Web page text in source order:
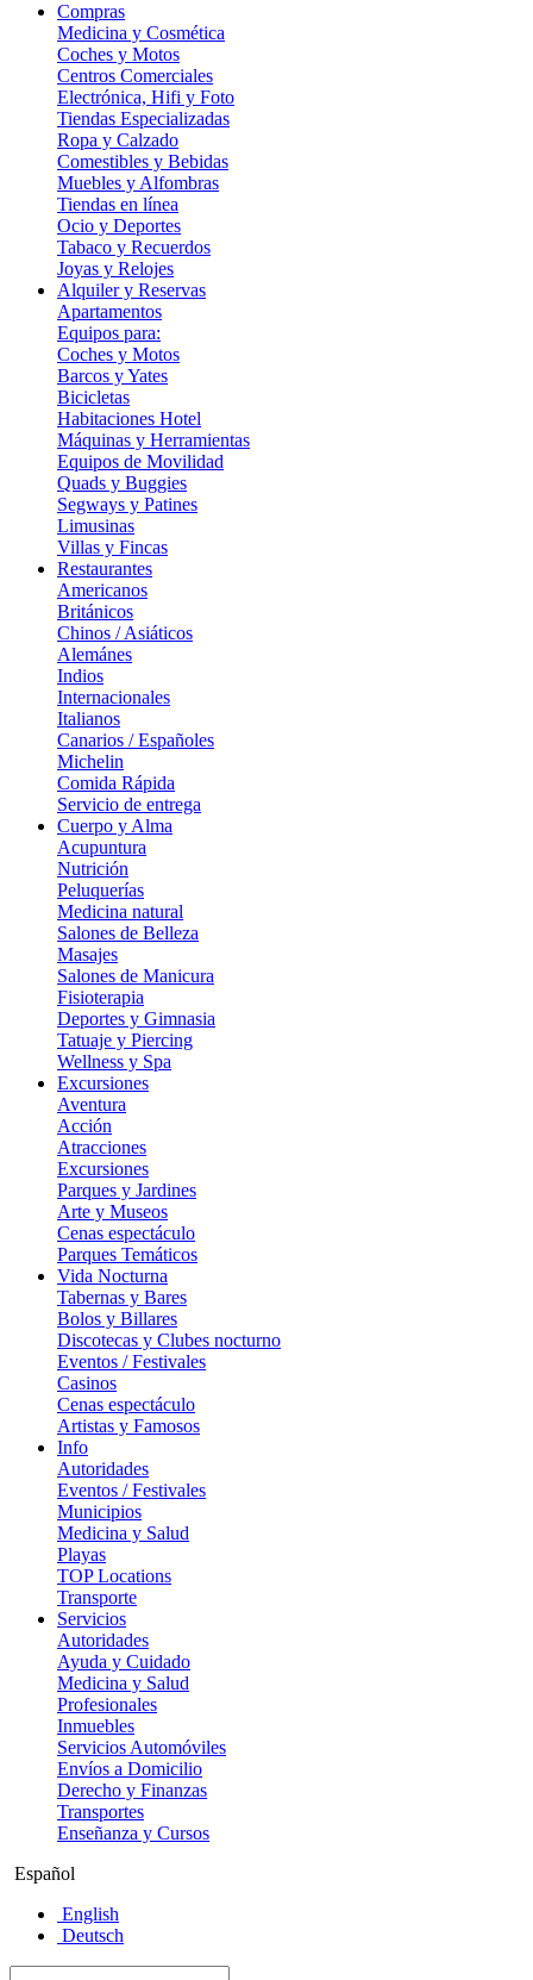
Compras
Medicina y Cosmética
Coches y Motos
Centros Comerciales
Electrónica, Hifi y Foto
Tiendas Especializadas
Ropa y Calzado
Comestibles y Bebidas
Muebles y Alfombras
Tiendas en línea
Ocio y Deportes
Tabaco y Recuerdos
Joyas y Relojes
Alquiler y Reservas
Apartamentos
Equipos para:
Coches y Motos
Barcos y Yates
Bicicletas
Habitaciones Hotel
Máquinas y Herramientas
Equipos de Movilidad
Quads y Buggies
Segways y Patines
Limusinas
Villas y Fincas
Restaurantes
Americanos
Británicos
Chinos / Asiáticos
Alemánes
Indios
Internacionales
Italianos
Canarios / Españoles
Michelin
Comida Rápida
Servicio de entrega
Cuerpo y Alma
Acupuntura
Nutrición
Peluquerías
Medicina natural
Salones de Belleza
Masajes
Salones de Manicura
Fisioterapia
Deportes y Gimnasia
Tatuaje y Piercing
Wellness y Spa
Excursiones
Aventura
Acción
Atracciones
Excursiones
Parques y Jardines
Arte y Museos
Cenas espectáculo
Parques Temáticos
Vida Nocturna
Tabernas y Bares
Bolos y Billares
Discotecas y Clubes nocturno
Eventos / Festivales
Casinos
Cenas espectáculo
Artistas y Famosos
Info
Autoridades
Eventos / Festivales
Municipios
Medicina y Salud
Playas
TOP Locations
Transporte
Servicios
Autoridades
Ayuda y Cuidado
Medicina y Salud
Profesionales
Inmuebles
Servicios Automóviles
Envíos a Domicilio
Derecho y Finanzas
Transportes
Enseñanza y Cursos
Español
English
Deutsch